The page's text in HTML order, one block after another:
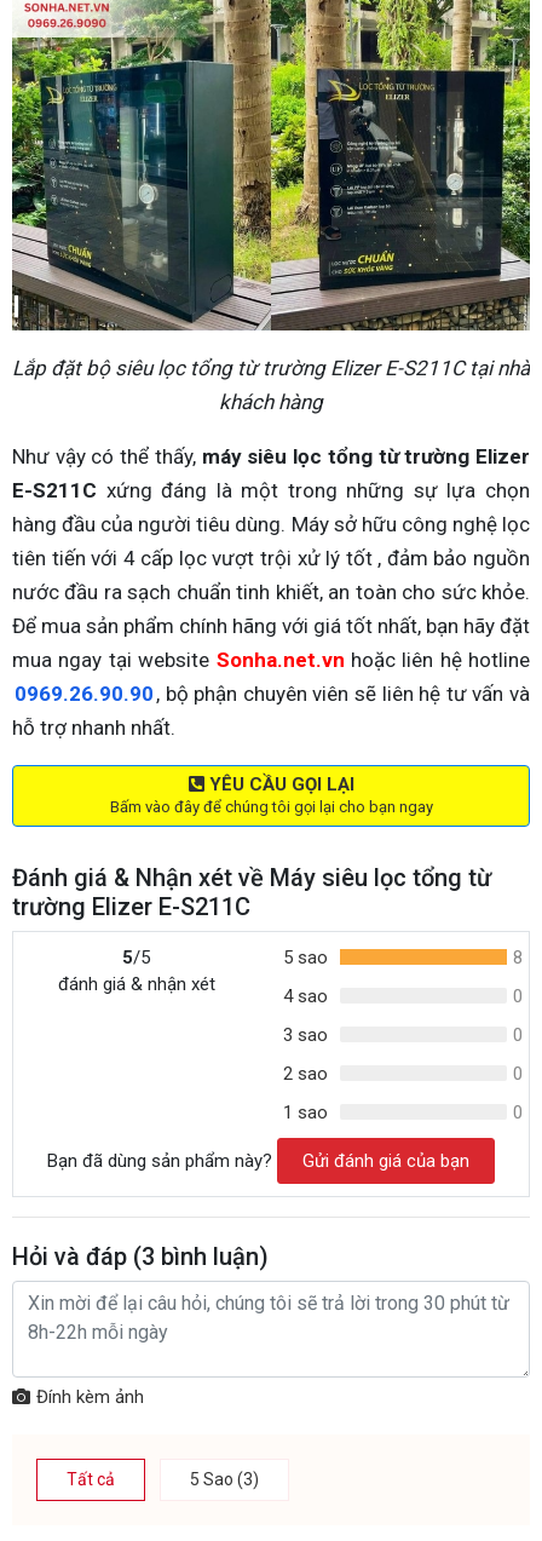
Lắp đặt bộ siêu lọc tổng từ trường Elizer E-S211C tại nhà
khách hàng
Như vậy có thể thấy, máy siêu lọc tổng từ trường Elizer
E-S211C xứng đáng là một trong những sự lựa chọn
hàng đầu của người tiêu dùng. Máy sở hữu công nghệ lọc
tiên tiến với 4 cấp lọc vượt trội xử lý tốt , đảm bảo nguồn
nước đầu ra sạch chuẩn tinh khiết, an toàn cho sức khỏe.
Để mua sản phẩm chính hãng với giá tốt nhất, bạn hãy đặt
mua ngay tại website Sonha.net.vn hoặc liên hệ hotline
0969.26.90.90 , bộ phận chuyên viên sẽ liên hệ tư vấn và
hỗ trợ nhanh nhất.
YÊU CẦU GỌI LẠI
Bấm vào đây để chúng tôi gọi lại cho bạn ngay
Đánh giá & Nhận xét về Máy siêu lọc tổng từ
trường Elizer E-S211C
5/5
đánh giá & nhận xét
5 sao
8
4 sao
0
3 sao
0
2 sao
0
1 sao
0
Bạn đã dùng sản phẩm này? Gửi đánh giá của bạn
Hỏi và đáp (3 bình luận)
Đính kèm ảnh
Tất cả 5 Sao (3)